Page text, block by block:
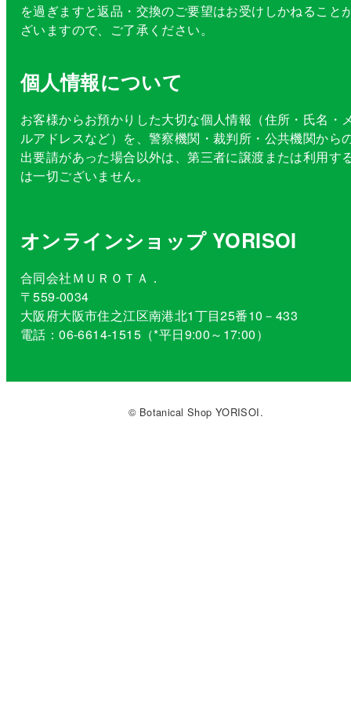
を過ぎますと返品・交換のご要望はお受けしかねること
ざいますので、ご了承ください。
個人情報について
お客様からお預かりした大切な個人情報（住所・氏名・
ルアドレスなど）を、警察機関・裁判所・公共機関から
出要請があった場合以外は、第三者に譲渡または利用す
は一切ございません。
オンラインショップ YORISOI
合同会社ＭＵＲＯＴＡ．
〒559-0034
大阪府大阪市住之江区南港北1丁目25番10－433
電話：06-6614-1515（*平日9:00～17:00）
© Botanical Shop YORISOI.